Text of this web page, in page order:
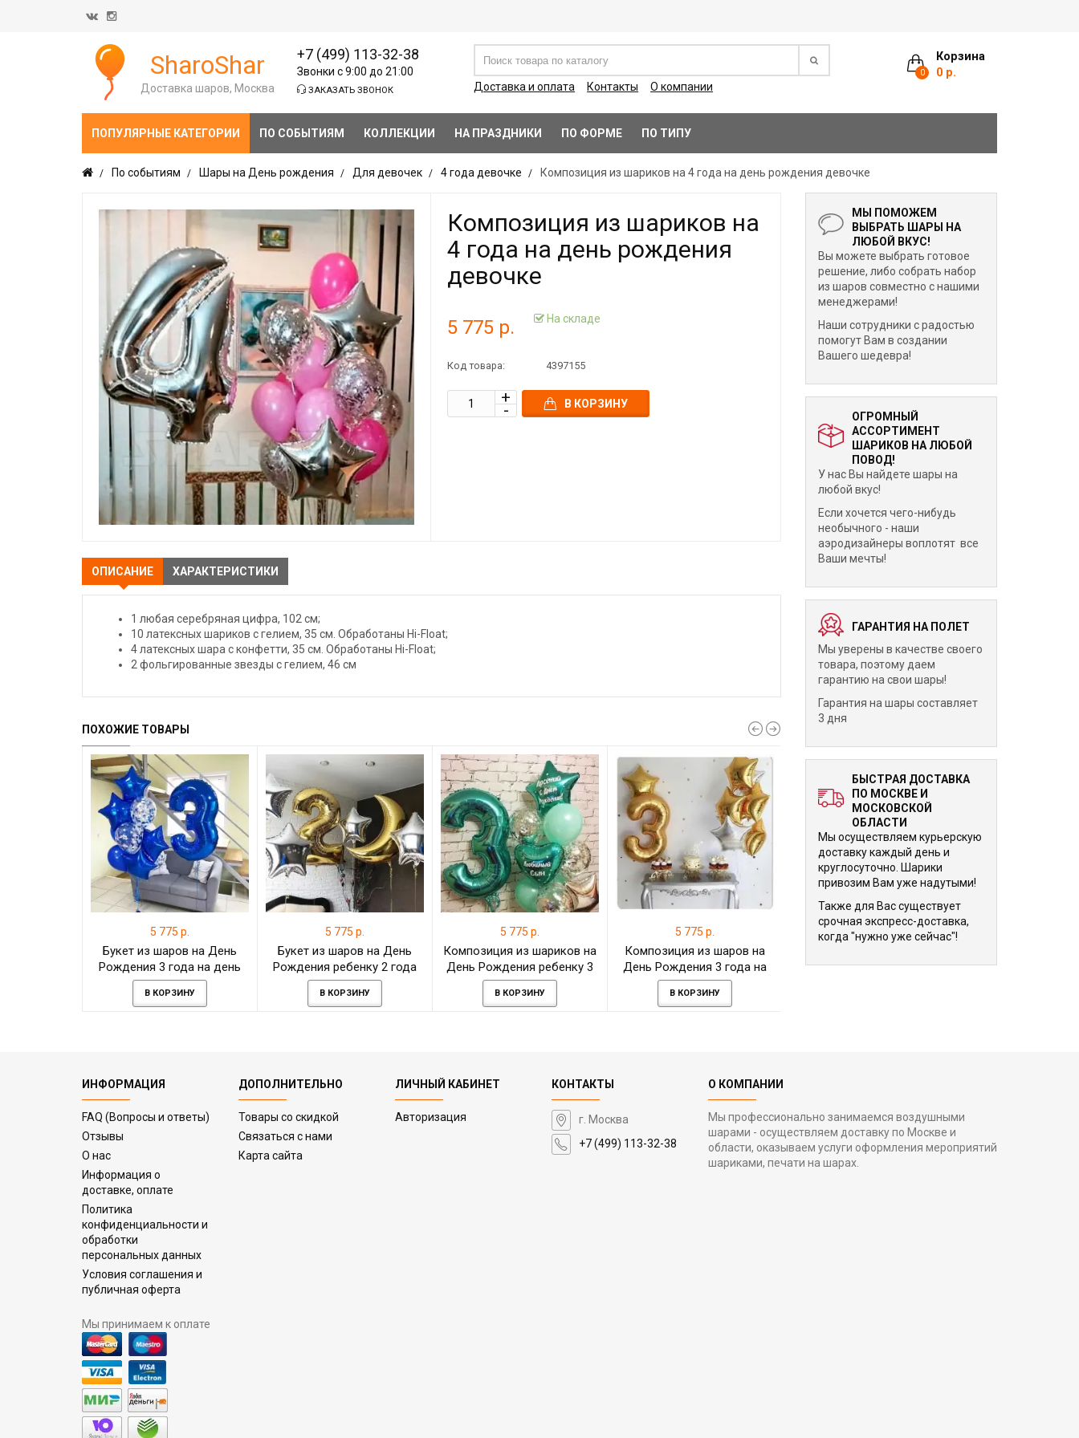
Корзина
0 0 р.
SharoShar
Доставка шаров, Москва
+7 (499) 113-32-38
Звонки с 9:00 до 21:00
ЗАКАЗАТЬ ЗВОНОК Доставка и оплата Контакты О компании
ПОПУЛЯРНЫЕ КАТЕГОРИИ ПО СОБЫТИЯМ КОЛЛЕКЦИИ НА ПРАЗДНИКИ ПО ФОРМЕ ПО ТИПУ
По событиям Шары на День рождения Для девочек 4 года девочке Композиция из шариков на 4 года на день рождения девочке
Композиция из шариков на
4 года на день рождения
девочке
5 775 р. На складе
Код товара: 4397155
В КОРЗИНУ
ОПИСАНИЕ ХАРАКТЕРИСТИКИ
1 любая серебряная цифра, 102 см;
10 латексных шариков с гелием, 35 см. Обработаны Hi-Float;
4 латексных шара с конфетти, 35 см. Обработаны Hi-Float;
2 фольгированные звезды с гелием, 46 см
ПОХОЖИЕ ТОВАРЫ
5 775 р.
Букет из шаров на День
Рождения 3 года на день
рождения мальчику
В КОРЗИНУ
5 775 р.
Букет из шаров на День
Рождения ребенку 2 года
на день рождения
В КОРЗИНУ
5 775 р.
Композиция из шариков на
День Рождения ребенку 3
года на день рождения
В КОРЗИНУ
5 775 р.
Композиция из шаров на
День Рождения 3 года на
день рождения
В КОРЗИНУ
5 775 р.
День Рождения ребенку 2
МЫ ПОМОЖЕМ
ВЫБРАТЬ ШАРЫ НА
ЛЮБОЙ ВКУС!
Вы можете выбрать готовое
решение, либо собрать набор
из шаров совместно с нашими
менеджерами!
Наши сотрудники с радостью
помогут Вам в создании
Вашего шедевра!
ОГРОМНЫЙ
АССОРТИМЕНТ
ШАРИКОВ НА ЛЮБОЙ
ПОВОД!
У нас Вы найдете шары на
любой вкус!
Если хочется чего-нибудь
необычного - наши
аэродизайнеры воплотят все
Ваши мечты!
ГАРАНТИЯ НА ПОЛЕТ
Мы уверены в качестве своего
товара, поэтому даем
гарантию на свои шары!
Гарантия на шары составляет
3 дня
БЫСТРАЯ ДОСТАВКА
ПО МОСКВЕ И
МОСКОВСКОЙ
ОБЛАСТИ
Мы осуществляем курьерскую
доставку каждый день и
круглосуточно. Шарики
привозим Вам уже надутыми!
Также для Вас существует
срочная экспресс-доставка,
когда "нужно уже сейчас"!
ИНФОРМАЦИЯ
FAQ (Вопросы и ответы)
Отзывы
О нас
Информация о
доставке, оплате
Политика
конфиденциальности и
обработки
персональных данных
Условия соглашения и
публичная оферта
Мы принимаем к оплате
ДОПОЛНИТЕЛЬНО
Товары со скидкой
Связаться с нами
Карта сайта
ЛИЧНЫЙ КАБИНЕТ
Авторизация
КОНТАКТЫ
г. Москва
+7 (499) 113-32-38
О КОМПАНИИ
Мы профессионально занимаемся воздушными
шарами - осуществляем доставку по Москве и
области, оказываем услуги оформления мероприятий
шариками, печати на шарах.